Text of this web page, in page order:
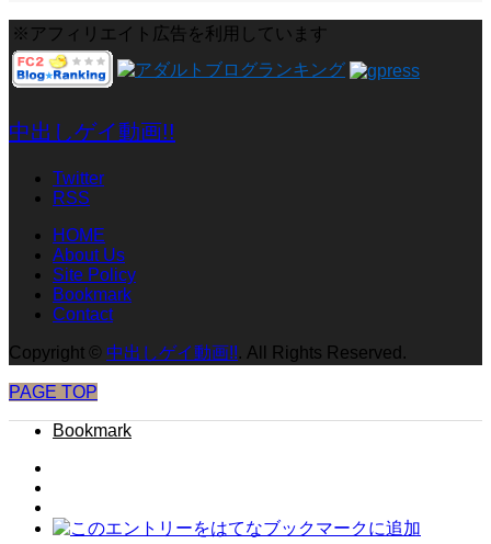
※アフィリエイト広告を利用しています
中出しゲイ動画!!
Twitter
RSS
HOME
About Us
Site Policy
Bookmark
Contact
Copyright © 中出しゲイ動画!!. All Rights Reserved.
PAGE TOP
Bookmark